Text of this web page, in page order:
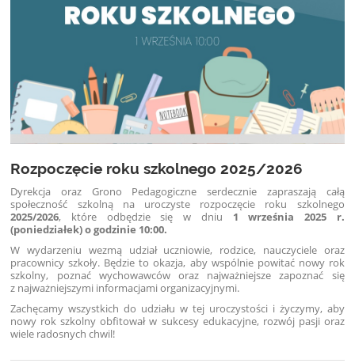
Rozpoczęcie roku szkolnego 2025/2026
Dyrekcja oraz Grono Pedagogiczne serdecznie zapraszają całą
społeczność szkolną na uroczyste rozpoczęcie roku szkolnego
2025/2026, które odbędzie się w dniu 1 września 2025 r.
(poniedziałek) o godzinie 10:00.
W wydarzeniu wezmą udział uczniowie, rodzice, nauczyciele oraz
pracownicy szkoły. Będzie to okazja, aby wspólnie powitać nowy rok
szkolny, poznać wychowawców oraz najważniejsze zapoznać się
z najważniejszymi informacjami organizacyjnymi.
Zachęcamy wszystkich do udziału w tej uroczystości i życzymy, aby
nowy rok szkolny obfitował w sukcesy edukacyjne, rozwój pasji oraz
wiele radosnych chwil!